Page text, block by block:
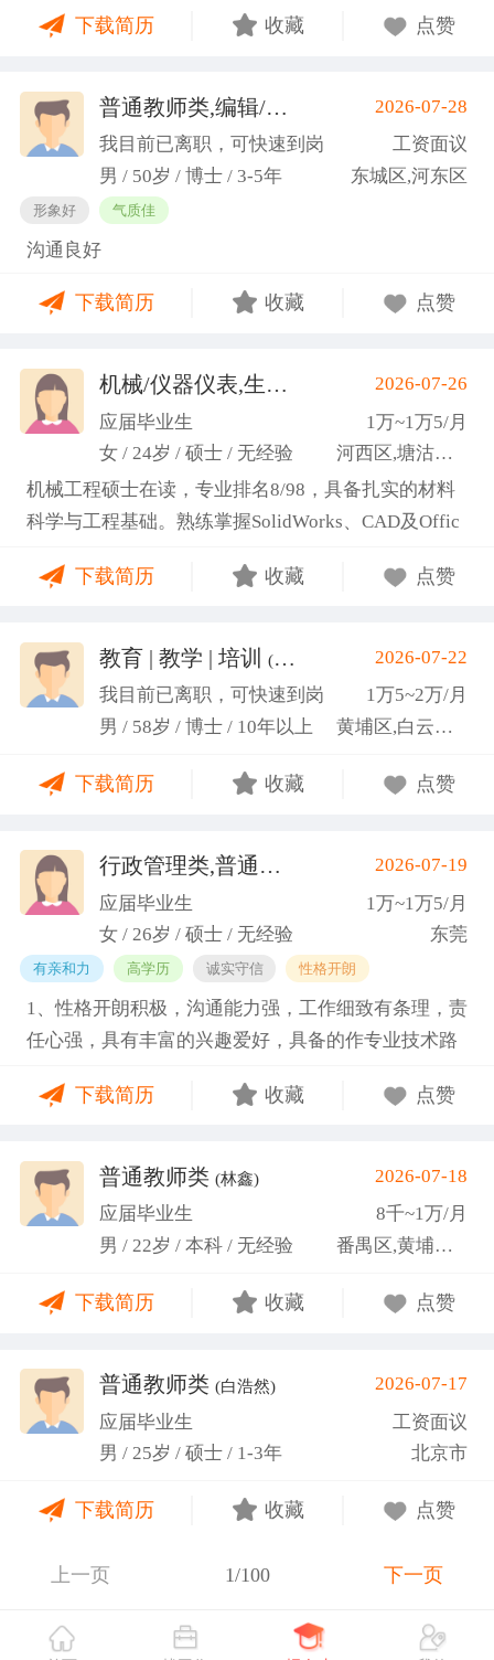
上传，毕业生信息核对，以及协助图书馆老师与学生
沟通举办各种活动。 （3）组织管理能力强，在读期
一百余人，并组织每天口语晨读活动，同时不定期举
办各种社团内部活动，如迎新、英语角等。
路与良好的问题处理意识。 拥有较强的团队协作与跨
稳步成长并创造价值。
下载简历 收藏 点赞
普通教师类,编辑/出版/印刷 (刘先生)
2026-07-28
我目前已离职，可快速到岗
工资面议
男 / 50岁 / 博士 / 3-5年
东城区,河东区
形象好 气质佳
沟通良好
下载简历 收藏 点赞
机械/仪器仪表,生产管理/研发 (高蕾)
2026-07-26
应届毕业生
1万~1万5/月
女 / 24岁 / 硕士 / 无经验
河西区,塘沽区,东丽区
机械工程硕士在读，专业排名8/98，具备扎实的材料
科学与工程基础。熟练掌握SolidWorks、CAD及Offic
2项天津市科研项目，擅长实验设计与数据分析;曾带
优秀的团队协作与沟通协调能力，责任心强，渴望将
科研严谨性融入实践工作中
下载简历 收藏 点赞
教育 | 教学 | 培训 (汤山文)
2026-07-22
我目前已离职，可快速到岗
1万5~2万/月
男 / 58岁 / 博士 / 10年以上
黄埔区,白云区,增城市
下载简历 收藏 点赞
行政管理类,普通教师类 (蓝小艳)2026-07-19
应届毕业生
1万~1万5/月
女 / 26岁 / 硕士 / 无经验
东莞
有亲和力 高学历 诚实守信 性格开朗
1、性格开朗积极，沟通能力强，工作细致有条理，责
任心强，具有丰富的兴趣爱好，具备的作专业技术路
任班级生活委员与课程助管，多次组织班级篮球、羽
关活动。
下载简历 收藏 点赞
普通教师类 (林鑫)
2026-07-18
应届毕业生
8千~1万/月
男 / 22岁 / 本科 / 无经验
番禺区,黄埔区,越秀区
下载简历 收藏 点赞
普通教师类 (白浩然)
2026-07-17
应届毕业生
工资面议
男 / 25岁 / 硕士 / 1-3年
北京市
下载简历 收藏 点赞
上一页 1/100 下一页